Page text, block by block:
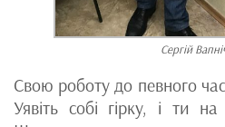
Сергій
Свою роботу до певного
Уявіть собі гірку, і ти